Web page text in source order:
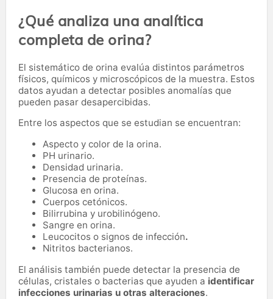
¿Qué analiza una analítica
completa de orina?
El sistemático de orina evalúa distintos parámetros
físicos, químicos y microscópicos de la muestra. Estos
datos ayudan a detectar posibles anomalías que
pueden pasar desapercibidas.
Entre los aspectos que se estudian se encuentran:
Aspecto y color de la orina.
PH urinario.
Densidad urinaria.
Presencia de proteínas.
Glucosa en orina.
Cuerpos cetónicos.
Bilirrubina y urobilinógeno.
Sangre en orina.
Leucocitos o signos de infección.
Nitritos bacterianos.
El análisis también puede detectar la presencia de
células, cristales o bacterias que ayuden a identificar
infecciones urinarias u otras alteraciones.